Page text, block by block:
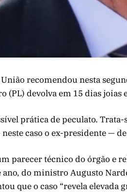
recomendou nesta
(PL) devolva em 15 dias joias
prática de peculato.
caso o ex-presidente —
parecer técnico do órgão e
do ministro Augusto
que o caso “revela elevada